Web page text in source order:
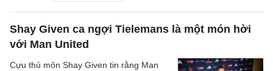
Shay Given ca ngợi Tielemans là một món hời
với Man United
Cựu thủ môn Shay Given tin rằng Man